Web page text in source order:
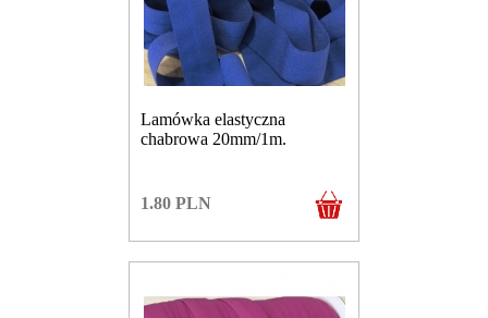
Lamówka elastyczna
chabrowa 20mm/1m.
1.80 PLN